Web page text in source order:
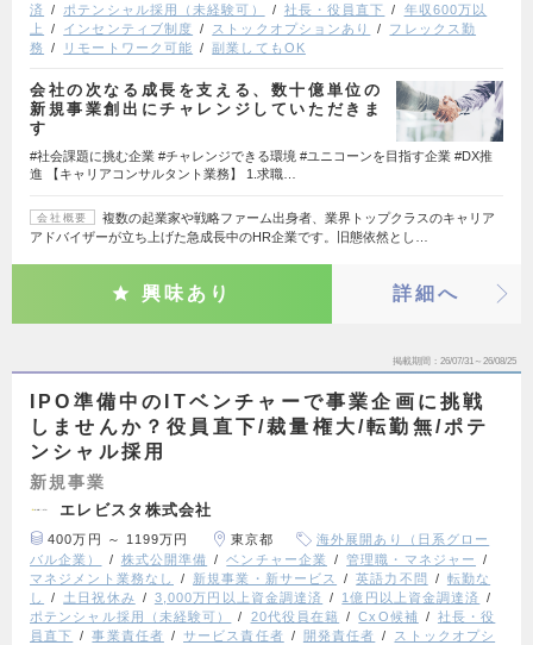
済 ポテンシャル採用（未経験可） 社長・役員直下
年収600万以
上
インセンティブ制度 ストックオプションあり
フレックス勤
務
リモートワーク可能 副業してもOK
会社の次なる成長を支える、数十億単位の
新規事業創出にチャレンジしていただきま
す
#社会課題に挑む企業 #チャレンジできる環境 #ユニコーンを目指す企業 #DX推
進 【キャリアコンサルタント業務】 1.求職…
会社概要
複数の起業家や戦略ファーム出身者、業界トップクラスのキャリア
アドバイザーが立ち上げた急成長中のHR企業です。旧態依然とし…
興味あり 詳細へ
掲載期間 26/07/31～26/08/25
IPO準備中のITベンチャーで事業企画に挑戦
しませんか？役員直下/裁量権大/転勤無/ポテ
ンシャル採用
新規事業
エレビスタ株式会社
400万円 ～ 1199万円 東京都
海外展開あり（日系グロー
バル企業）
株式公開準備 ベンチャー企業
管理職・マネジャー
マネジメント業務なし
新規事業・新サービス 英語力不問
転勤な
し
土日祝休み 3,000万円以上資金調達済
1億円以上資金調達済
ポテンシャル採用（未経験可）
20代役員在籍 CxO候補
社長・役
員直下
事業責任者 サービス責任者 開発責任者
ストックオプシ